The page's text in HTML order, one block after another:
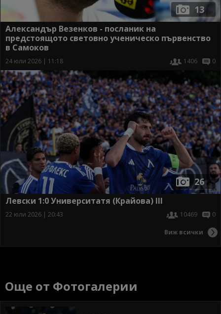
13
Александър Везенков - посланик на
предстоящото световно ученическо първенство
в Самоков
24 юли 2026 | 11:18 1406 0
26
Левски 1:0 Университатя (Крайова) III
22 юли 2026 | 20:43 10469 0
Виж всички
Още от Фотогалерии